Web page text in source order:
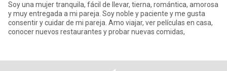
Soy una mujer tranquila, fácil de llevar, tierna, romántica, amorosa
y muy entregada a mi pareja. Soy noble y paciente y me gusta
consentir y cuidar de mi pareja. Amo viajar, ver películas en casa,
conocer nuevos restaurantes y probar nuevas comidas,